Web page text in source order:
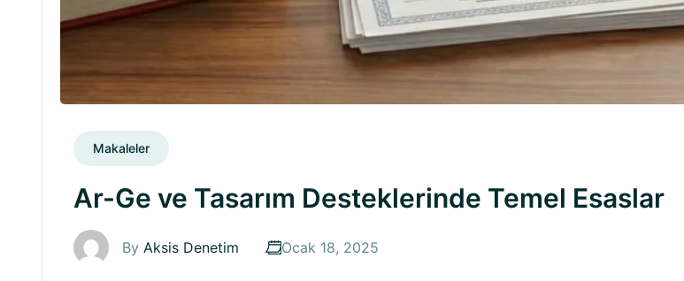
Makaleler
Ar-Ge ve Tasarım Desteklerinde Temel Esaslar
By Aksis Denetim Ocak 18, 2025